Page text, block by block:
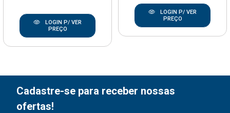
LOGIN P/ VER
PREÇO
LOGIN P/ VER
PREÇO
Cadastre-se para receber nossas
ofertas!